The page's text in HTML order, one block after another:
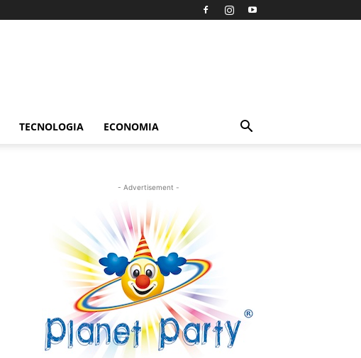
TECNOLOGIA ECONOMIA
- Advertisement -